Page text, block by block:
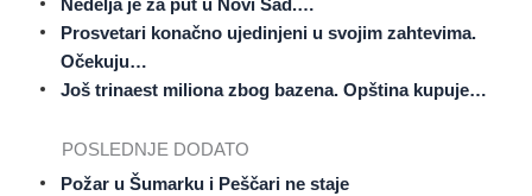
Nedelja je za put u Novi Sad.…
Prosvetari konačno ujedinjeni u svojim zahtevima.
Očekuju…
Još trinaest miliona zbog bazena. Opština kupuje…
POSLEDNJE DODATO
Požar u Šumarku i Peščari ne staje